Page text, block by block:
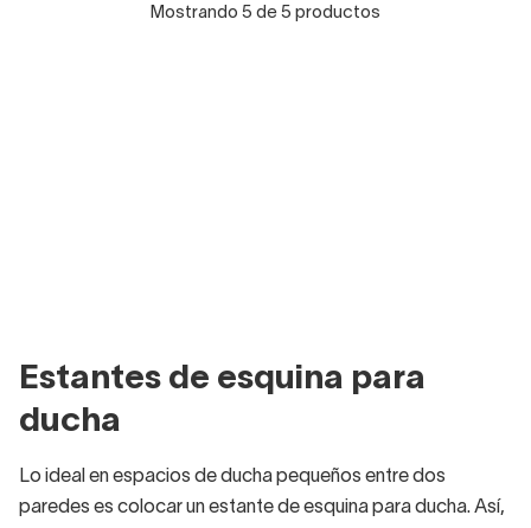
Mostrando 5 de 5 productos
Estantes de esquina para
ducha
Lo ideal en espacios de ducha pequeños entre dos
paredes es colocar un estante de esquina para ducha. Así,